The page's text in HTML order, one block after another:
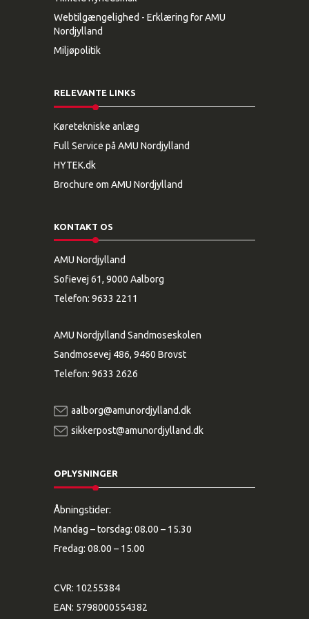
lang årrække. For os er det en måde på at garantere vores
kunder den bedste håndtering af deres produkter, at vi
har gode stabile medarbejdere med stor erfaring med det,
de laver. Vi er en virksomhed i konstant udvikling, og over
Webtilgængelighed - Erklæring for AMU
Nordjylland
Miljøpolitik
RELEVANTE LINKS
Køretekniske anlæg
Full Service på AMU Nordjylland
HYTEK.dk
Brochure om AMU Nordjylland
KONTAKT OS
AMU Nordjylland
Sofievej 61, 9000 Aalborg
Telefon: 9633 2211
AMU Nordjylland Sandmoseskolen
Sandmosevej 486, 9460 Brovst
Telefon: 9633 2626
aalborg@amunordjylland.dk
sikkerpost@amunordjylland.dk
OPLYSNINGER
Åbningstider:
Mandag – torsdag: 08.00 – 15.30
Fredag: 08.00 – 15.00
CVR: 10255384
EAN: 5798000554382